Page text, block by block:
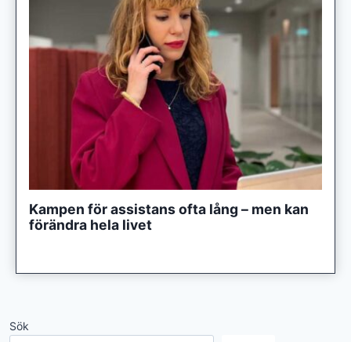
Kampen för assistans ofta lång – men kan
förändra hela livet
Sök